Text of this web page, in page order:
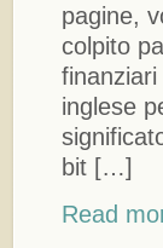
pagine,
colpito
inglese
bit […]
Read